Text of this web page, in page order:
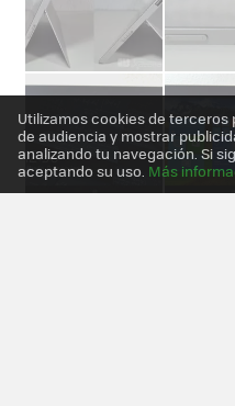
Utilizamos cookies de
de audiencia y mostrar
analizando tu navegación. Si
aceptando su uso. Más